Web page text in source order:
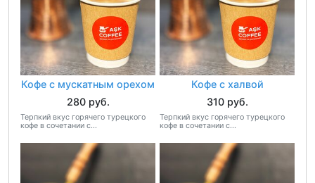
Кофе с мускатным орехом
280 руб.
Терпкий вкус горячего турецкого
кофе в сочетании с...
Кофе с халвой
310 руб.
Терпкий вкус горячего турецкого
кофе в сочетании с...